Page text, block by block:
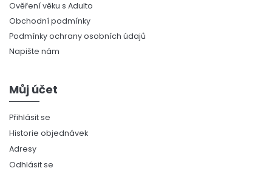
Ověření věku s Adulto
Obchodní podmínky
Podmínky ochrany osobních údajů
Napište nám
Můj účet
Přihlásit se
Historie objednávek
Adresy
Odhlásit se